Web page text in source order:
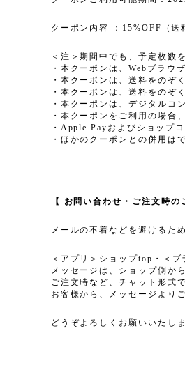
クーポン内容 ：15%OFF（送
＜注＞期間中でも、予定枚数
・本クーポンは、Webブラウ
・本クーポンは、送料をのぞ
・本クーポンは、送料をのぞ
・本クーポンは、デジタルコ
・本クーポンをご利用の場合
・Apple Payおよびショップ
・ほかのクーポンとの併用は
【 お問い合わせ・ご注文時の
メールの不着などを避けるた
＜アプリ＞ショップtop・＜
メッセージは、ショップ側か
ご注文時など、チャット形式
お客様から、メッセージより
どうぞよろしくお願いいたしま